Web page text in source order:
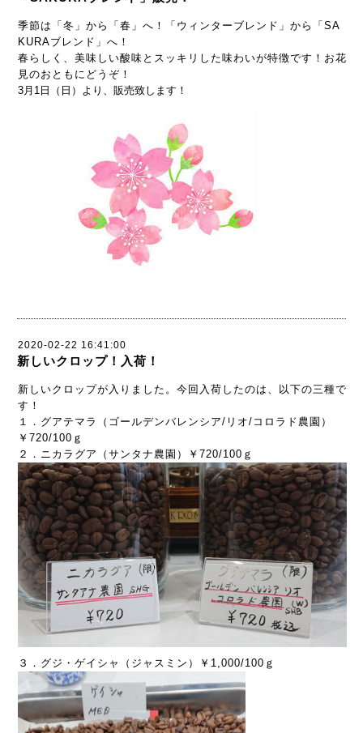
季節は「冬」から「春」へ！「ウィンターブレンド」から「SA
KURAブレンド」へ！
春らしく、美味しい酸味とスッキリした味わいが特徴です！お花
見のおともにどうぞ！
3月1日（日）より、販売致します！
2020-02-22 16:41:00
新しいクロップ！入荷！
新しいクロップが入りました。今回入荷したのは、以下の三種で
す！
１．グアテマラ（ゴールデンバレンシア/リオ/コロラド農園）
￥720/100ｇ
２．ニカラグア（サンタナ農園）￥720/100ｇ
３．グジ・ゲイシャ（ジャスミン）￥1,000/100ｇ